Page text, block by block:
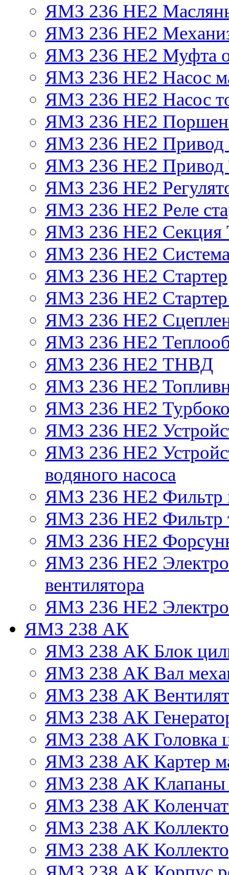
ЯМЗ 236 НЕ2
ЯМЗ 236 НЕ2
ЯМЗ 236 НЕ2 Муфта
ЯМЗ 236 НЕ2 Насос
ЯМЗ 236 НЕ2 Насос
ЯМЗ 236 НЕ2
ЯМЗ 236 НЕ2 Привод
ЯМЗ 236 НЕ2
ЯМЗ 236 НЕ2
ЯМЗ 236 НЕ2 Реле
ЯМЗ 236 НЕ2
ЯМЗ 236 НЕ2
ЯМЗ 236 НЕ2 Стартер
ЯМЗ 236 НЕ2 Стартер
ЯМЗ 236 НЕ2
ЯМЗ 236 НЕ2
ЯМЗ 236 НЕ2 ТНВД
ЯМЗ 236 НЕ2
ЯМЗ 236 НЕ2
ЯМЗ 236 НЕ2
ЯМЗ 236 НЕ2
водяного насоса
ЯМЗ 236 НЕ2 Фильтр
ЯМЗ 236 НЕ2 Фильтр
ЯМЗ 236 НЕ2
ЯМЗ 236 НЕ2
вентилятора
ЯМЗ 236 НЕ2
ЯМЗ 238 АК
ЯМЗ 238 АК Блок
ЯМЗ 238 АК Вал
ЯМЗ 238 АК
ЯМЗ 238 АК
ЯМЗ 238 АК Головка
ЯМЗ 238 АК Картер
ЯМЗ 238 АК Клапаны
ЯМЗ 238 АК
ЯМЗ 238 АК
ЯМЗ 238 АК